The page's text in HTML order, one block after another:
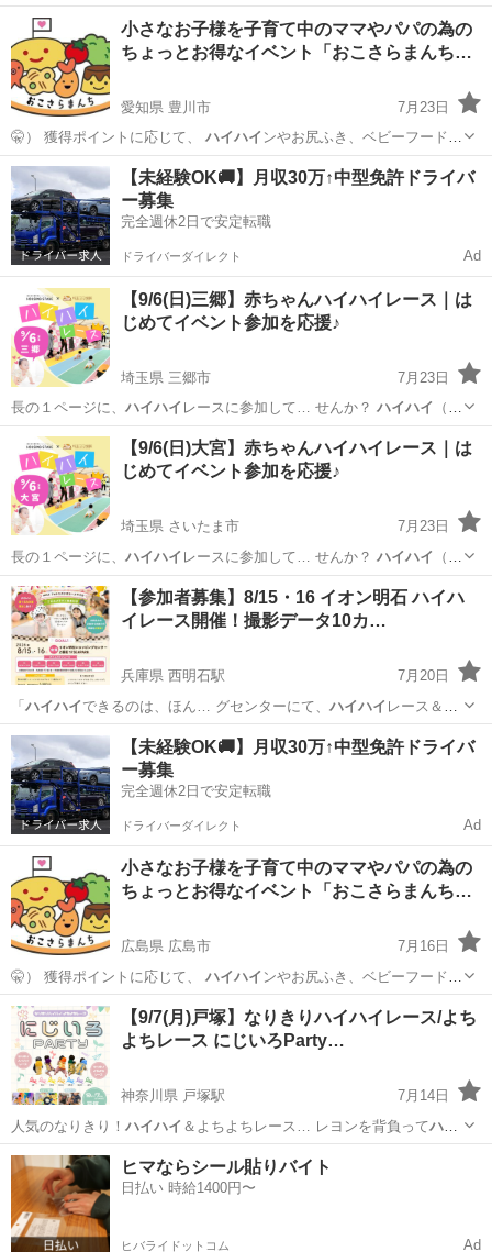
イタウン 控室あり… 場：うえほんまちハイハイタウン 控室あり…
奈良 大和郡山市 郡山駅 コンサート/ショー 会場
小さなお子様を子育て中のママやパパの為の
ちょっとお得なイベント「おこさらまんち…
愛知県 豊川市
7月23日
🤫） 獲得ポイントに応じて、 ハイハイ ンやお尻ふき、ベビーフードを
お持ち帰…
愛知 豊川市 育児 試供品
【未経験OK🚚】月収30万↑中型免許ドライバ
ー募集
完全週休2日で安定転職
ドライバーダイレクト Ad
【9/6(日)三郷】赤ちゃんハイハイレース｜は
じめてイベント参加を応援♪
埼玉県 三郷市
7月23日
⾧の１ページに、 ハイハイ レースに参加して… せんか？ ハイハイ
（ズ
リバイ）出来… 者さまへ＞ ・ハイハイ・ズリバイができ…
埼玉 三郷市 育児 ハイハイ
【9/6(日)大宮】赤ちゃんハイハイレース｜は
じめてイベント参加を応援♪
埼玉県 さいたま市
7月23日
⾧の１ページに、 ハイハイ レースに参加して… せんか？ ハイハイ
（ズ
リバイ）出来… 者さまへ＞ ・ハイハイ・ズリバイができ…
埼玉 さいたま市 育児
【参加者募集】8/15・16 イオン明石 ハイハ
イレース開催！撮影データ10カ…
兵庫県 西明石駅
7月20日
「 ハイハイ できるのは、ほん… グセンターにて、 ハイハイ レース＆撮
影イベ… ト内容 ・ハイハイ レース ・プロ… 対象ハイハイができるお
子さま… 「お知り合いにハイハイ期のお子さまがい… イオン明石
ハ...
兵庫 明石市 西明石駅 育児 ハイハイ
【未経験OK🚚】月収30万↑中型免許ドライバ
ー募集
完全週休2日で安定転職
ドライバーダイレクト Ad
小さなお子様を子育て中のママやパパの為の
ちょっとお得なイベント「おこさらまんち…
広島県 広島市
7月16日
🤫） 獲得ポイントに応じて、 ハイハイ ンやお尻ふき、ベビーフードを
お持ち帰…
広島 広島市 育児 試供品
【9/7(月)戸塚】なりきりハイハイレース/よち
よちレース にじいろParty…
神奈川県 戸塚駅
7月14日
人気のなりきり！ ハイハイ ＆よちよちレース… レヨンを背負ってハイ
ハイするわが子の姿を… ださい🙇ハイハイ(未歩行の赤ちゃ…
神奈川 横浜市 戸塚駅 育児 ハイハイ
ヒマならシール貼りバイト
日払い 時給1400円〜
ヒバライドットコム Ad